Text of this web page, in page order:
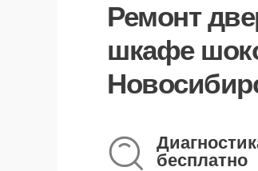
Ремонт
шкафе
бесплатно